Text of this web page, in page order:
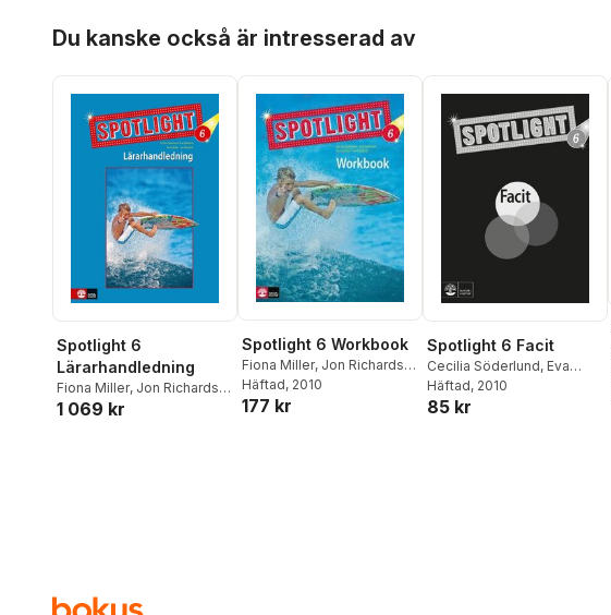
Du kanske också är intresserad av
Spotlight 6
Lärarhandledning
Fiona Miller, Jon Richards,
Cecilia Söderlund
1 069 kr
Spotlight 6 Workbook
Fiona Miller, Jon Richards,
Cecilia Söderlund
Vahlstedt
Häftad, 2010
177 kr
Spotlight 6 Facit
Cecilia Söderlund, Eva
Vahlstedt
Häftad, 2010
85 kr